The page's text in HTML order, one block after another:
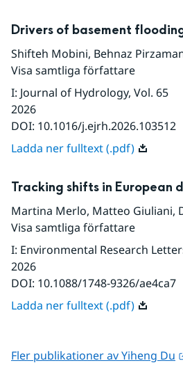
Drivers of basement
Shifteh Mobini, Behnaz
Visa samtliga författare
I: Journal of Hydrology, Vol. 65
2026
DOI: 10.1016/j.ejrh.2026.103512
Ladda ner fulltext (.pdf)
Tracking shifts in European
Martina Merlo, Matteo Giuliani,
Visa samtliga författare
I: Environmental Research
2026
DOI: 10.1088/1748-9326/ae4ca7
Ladda ner fulltext (.pdf)
Fler publikationer av Yiheng Du